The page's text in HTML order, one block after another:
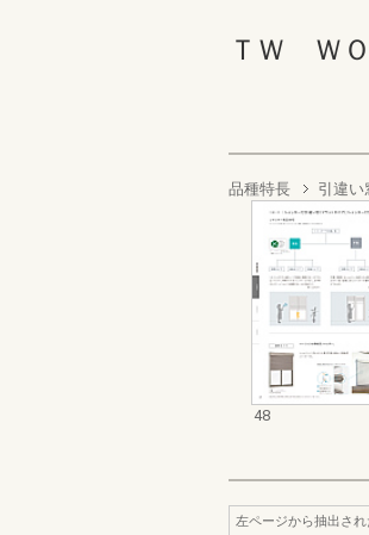
ＴＷ Ｗ
品種特長 引違い
48
左ページから抽出さ